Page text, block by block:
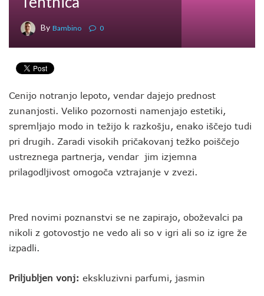
By Bambino 0
Cenijo notranjo lepoto, vendar dajejo prednost
zunanjosti. Veliko pozornosti namenjajo estetiki,
spremljajo modo in težijo k razkošju, enako iščejo tudi
pri drugih. Zaradi visokih pričakovanj težko poiščejo
ustreznega partnerja, vendar jim izjemna
prilagodljivost omogoča vztrajanje v zvezi.
Pred novimi poznanstvi se ne zapirajo, oboževalci pa
nikoli z gotovostjo ne vedo ali so v igri ali so iz igre že
izpadli.
Priljubljen vonj: ekskluzivni parfumi, jasmin